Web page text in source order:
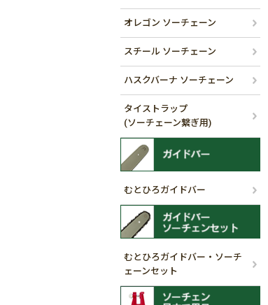
オレゴン ソーチェーン
スチール ソーチェーン
ハスクバーナ ソーチェーン
タイストラップ
(ソーチェーン繋ぎ用)
むとひろガイドバー
むとひろガイドバー・ソーチ
ェーンセット